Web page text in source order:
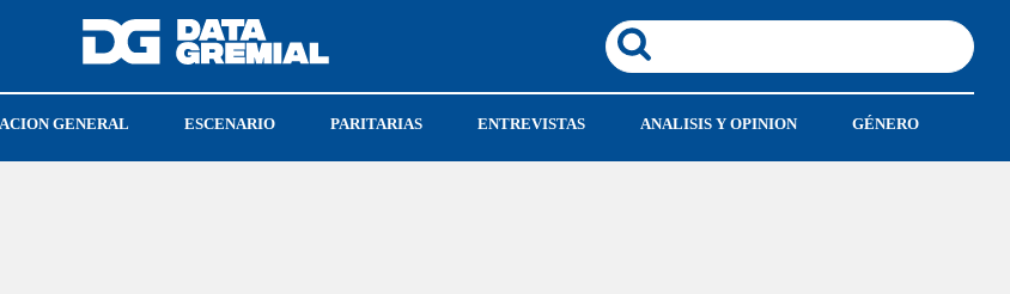
PLATA ESTEBAN CABELLO
GENERAL ESCENARIO PARITARIAS ENTREVISTAS ANALISIS Y OPINION GÉNERO